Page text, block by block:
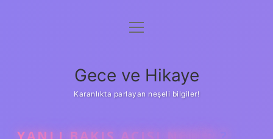
Anasayfa
Yasal Uyarı
menüyü
Gece ve Hikaye
Karanlıkta parlayan neşeli bilgiler!